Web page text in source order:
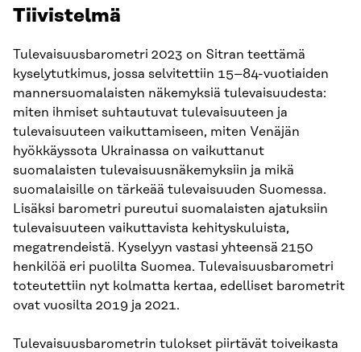
Tiivistelmä
Tulevaisuusbarometri 2023 on Sitran teettämä
kyselytutkimus, jossa selvitettiin 15–84-vuotiaiden
mannersuomalaisten näkemyksiä tulevaisuudesta:
miten ihmiset suhtautuvat tulevaisuuteen ja
tulevaisuuteen vaikuttamiseen, miten Venäjän
hyökkäyssota Ukrainassa on vaikuttanut
suomalaisten tulevaisuusnäkemyksiin ja mikä
suomalaisille on tärkeää tulevaisuuden Suomessa.
Lisäksi barometri pureutui suomalaisten ajatuksiin
tulevaisuuteen vaikuttavista kehityskuluista,
megatrendeistä. Kyselyyn vastasi yhteensä 2150
henkilöä eri puolilta Suomea. Tulevaisuusbarometri
toteutettiin nyt kolmatta kertaa, edelliset barometrit
ovat vuosilta 2019 ja 2021.
Tulevaisuusbarometrin tulokset piirtävät toiveikasta